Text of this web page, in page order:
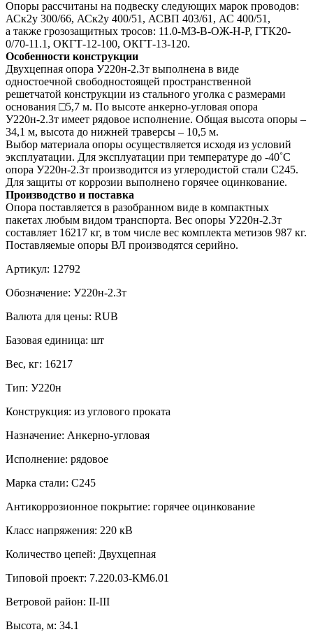
Опоры рассчитаны на подвеску следующих марок проводов:
АСк2у 300/66, АСк2у 400/51, АСВП 403/61, АС 400/51,
а также грозозащитных тросов: 11.0-МЗ-В-ОЖ-Н-Р, ГТК20-
0/70-11.1, ОКГТ-12-100, ОКГТ-13-120.
Особенности конструкции
Двухцепная опора У220н-2.3т выполнена в виде
одностоечной свободностоящей пространственной
решетчатой конструкции из стального уголка с размерами
основания □5,7 м. По высоте анкерно-угловая опора
У220н-2.3т имеет рядовое исполнение. Общая высота опоры –
34,1 м, высота до нижней траверсы – 10,5 м.
Выбор материала опоры осуществляется исходя из условий
эксплуатации. Для эксплуатации при температуре до -40˚C
опора У220н-2.3т производится из углеродистой стали С245.
Для защиты от коррозии выполнено горячее оцинкование.
Производство и поставка
Опора поставляется в разобранном виде в компактных
пакетах любым видом транспорта. Вес опоры У220н-2.3т
составляет 16217 кг, в том числе вес комплекта метизов 987 кг.
Поставляемые опоры ВЛ производятся серийно.
Артикул: 12792
Обозначение: У220н-2.3т
Валюта для цены: RUB
Базовая единица: шт
Вес, кг: 16217
Тип: У220н
Конструкция: из углового проката
Назначение: Анкерно-угловая
Исполнение: рядовое
Марка стали: С245
Антикоррозионное покрытие: горячее оцинкование
Класс напряжения: 220 кВ
Количество цепей: Двухцепная
Типовой проект: 7.220.03-КМ6.01
Ветровой район: II-III
Высота, м: 34.1